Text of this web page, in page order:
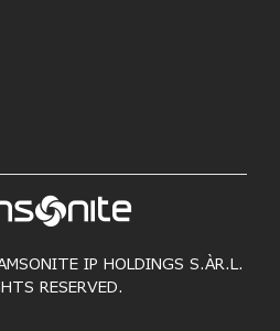
IP HOLDINGS S.ÀR.L.
RESERVED.